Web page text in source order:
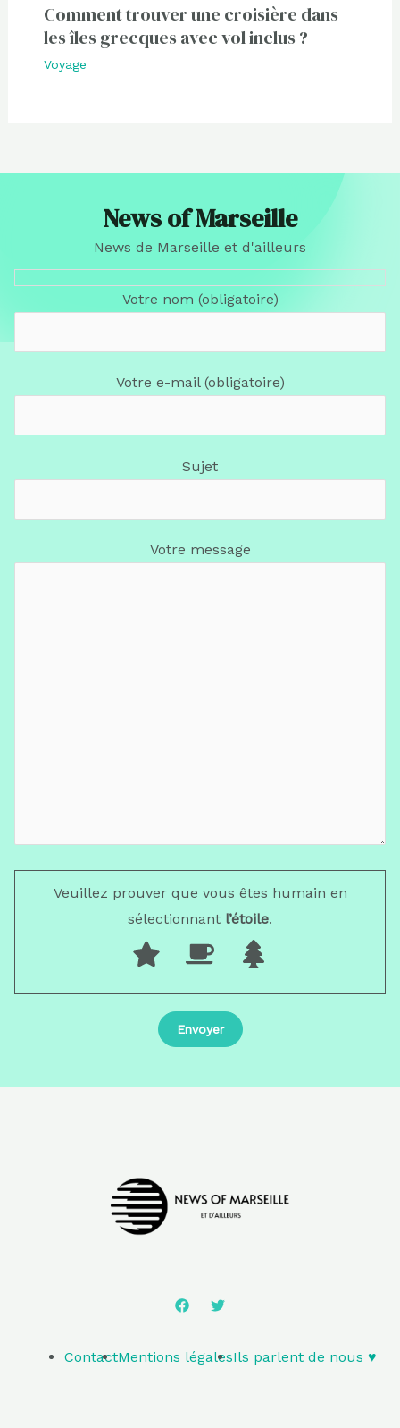
Comment trouver une croisière dans
les îles grecques avec vol inclus ?
Voyage
News of Marseille
News de Marseille et d'ailleurs
Votre nom (obligatoire)
Votre e-mail (obligatoire)
Sujet
Votre message
Veuillez prouver que vous êtes humain en
sélectionnant l’étoile.
ContactMentions légalesIls parlent de nous ♥️